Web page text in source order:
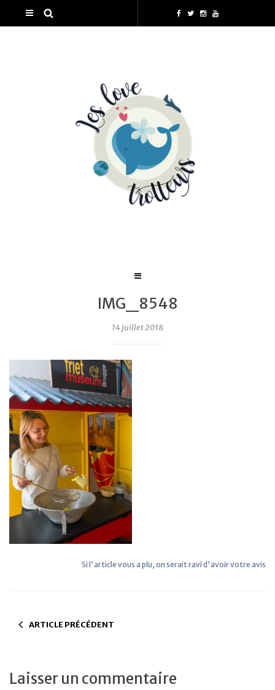
IMG_8548
14 juillet 2018
Si l'article vous a plu, on serait ravi d'avoir votre avis
ARTICLE PRÉCÉDENT
Laisser un commentaire